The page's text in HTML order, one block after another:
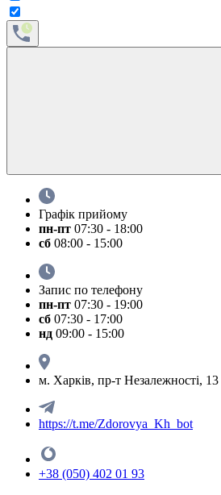
Графік прийому
пн-пт 07:30 - 18:00
сб 08:00 - 15:00
Запис по телефону
пн-пт 07:30 - 19:00
сб 07:30 - 17:00
нд 09:00 - 15:00
м. Харків, пр-т Незалежності, 13
https://t.me/Zdorovya_Kh_bot
+38 (050) 402 01 93